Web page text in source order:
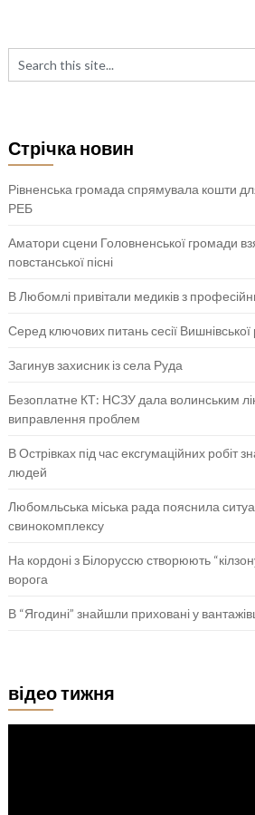
Стрічка новин
Рівненська громада спрямувала кошти
РЕБ
Аматори сцени Головненської громади
повстанської пісні
В Любомлі привітали медиків з
Серед ключових питань сесії
Загинув захисник із села Руда
Безоплатне КТ: НСЗУ дала волинським
виправлення проблем
В Острівках під час ексгумаційних робіт
людей
Любомльська міська рада пояснила
свинокомплексу
На кордоні з Білоруссю створюють
ворога
В “Ягодині” знайшли приховані у
відео тижня